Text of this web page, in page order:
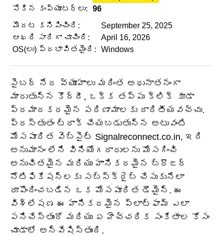
సోకిన కంప్యూటర్లు:
96
మొదట కనిపించింది:
September 25, 2025
ఆఖరి సారిగా చూచింది:
April 16, 2026
OS(లు) ప్రభావితమైంది:
Windows
సైబర్ నేర వ్యూహాలు మరింత అధునాతనంగా
మారుతున్న కొద్దీ, ఒక్క తప్పు క్లిక్ కూడా
ప్రమాదకరమైన పరిణామాలకు దారితీయవచ్చు.
ప్రస్తుతం ట్రాక్ చేయబడుతున్న అటువంటి
మోసపూరిత వెబ్‌సైట్ Signalreconnect.co.in, ఇది
అనుమానం లేని వినియోగదారులను మోసగించి
అనుచితమైన మరియు హానికరమైన బ్రౌజర్
నోటిఫికేషన్‌లకు సబ్‌స్క్రైబ్ చేసుకునేలా
రూపొందించబడిన ఒక మోసపూరిత డొమైన్. ఈ
విశ్లేషణ ఈ హానికరమైన ప్లాట్‌ఫామ్ ఎలా
పనిచేస్తుందో మరియు ఏ హెచ్చరిక సంకేతాల కోసం
చూడాలో అన్వేషిస్తుంది.